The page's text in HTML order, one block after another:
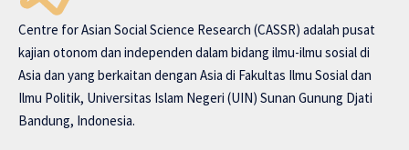
Centre for Asian Social Science Research (CASSR) adalah pusat
kajian otonom dan independen dalam bidang ilmu-ilmu sosial di
Asia dan yang berkaitan dengan Asia di Fakultas Ilmu Sosial dan
Ilmu Politik, Universitas Islam Negeri (UIN) Sunan Gunung Djati
Bandung, Indonesia.